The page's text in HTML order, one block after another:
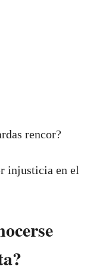
rencor?
injusticia en el